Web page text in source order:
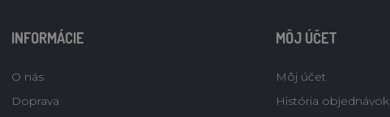
INFORMÁCIE
O nás
Doprava
MÔJ ÚČET
Môj účet
História objednávok